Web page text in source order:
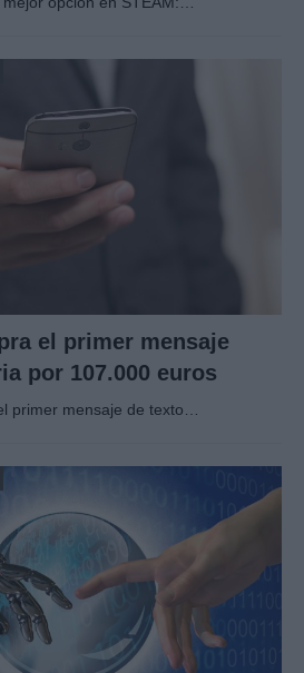
el primer mensaje
por 107.000 euros
primer mensaje de texto…